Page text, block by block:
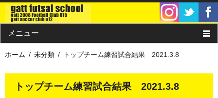
メニュー
ホーム
ホーム 未分類 トップチーム練習試合結果 2021.3.8
トップチーム練習試合結果 2021.3.8